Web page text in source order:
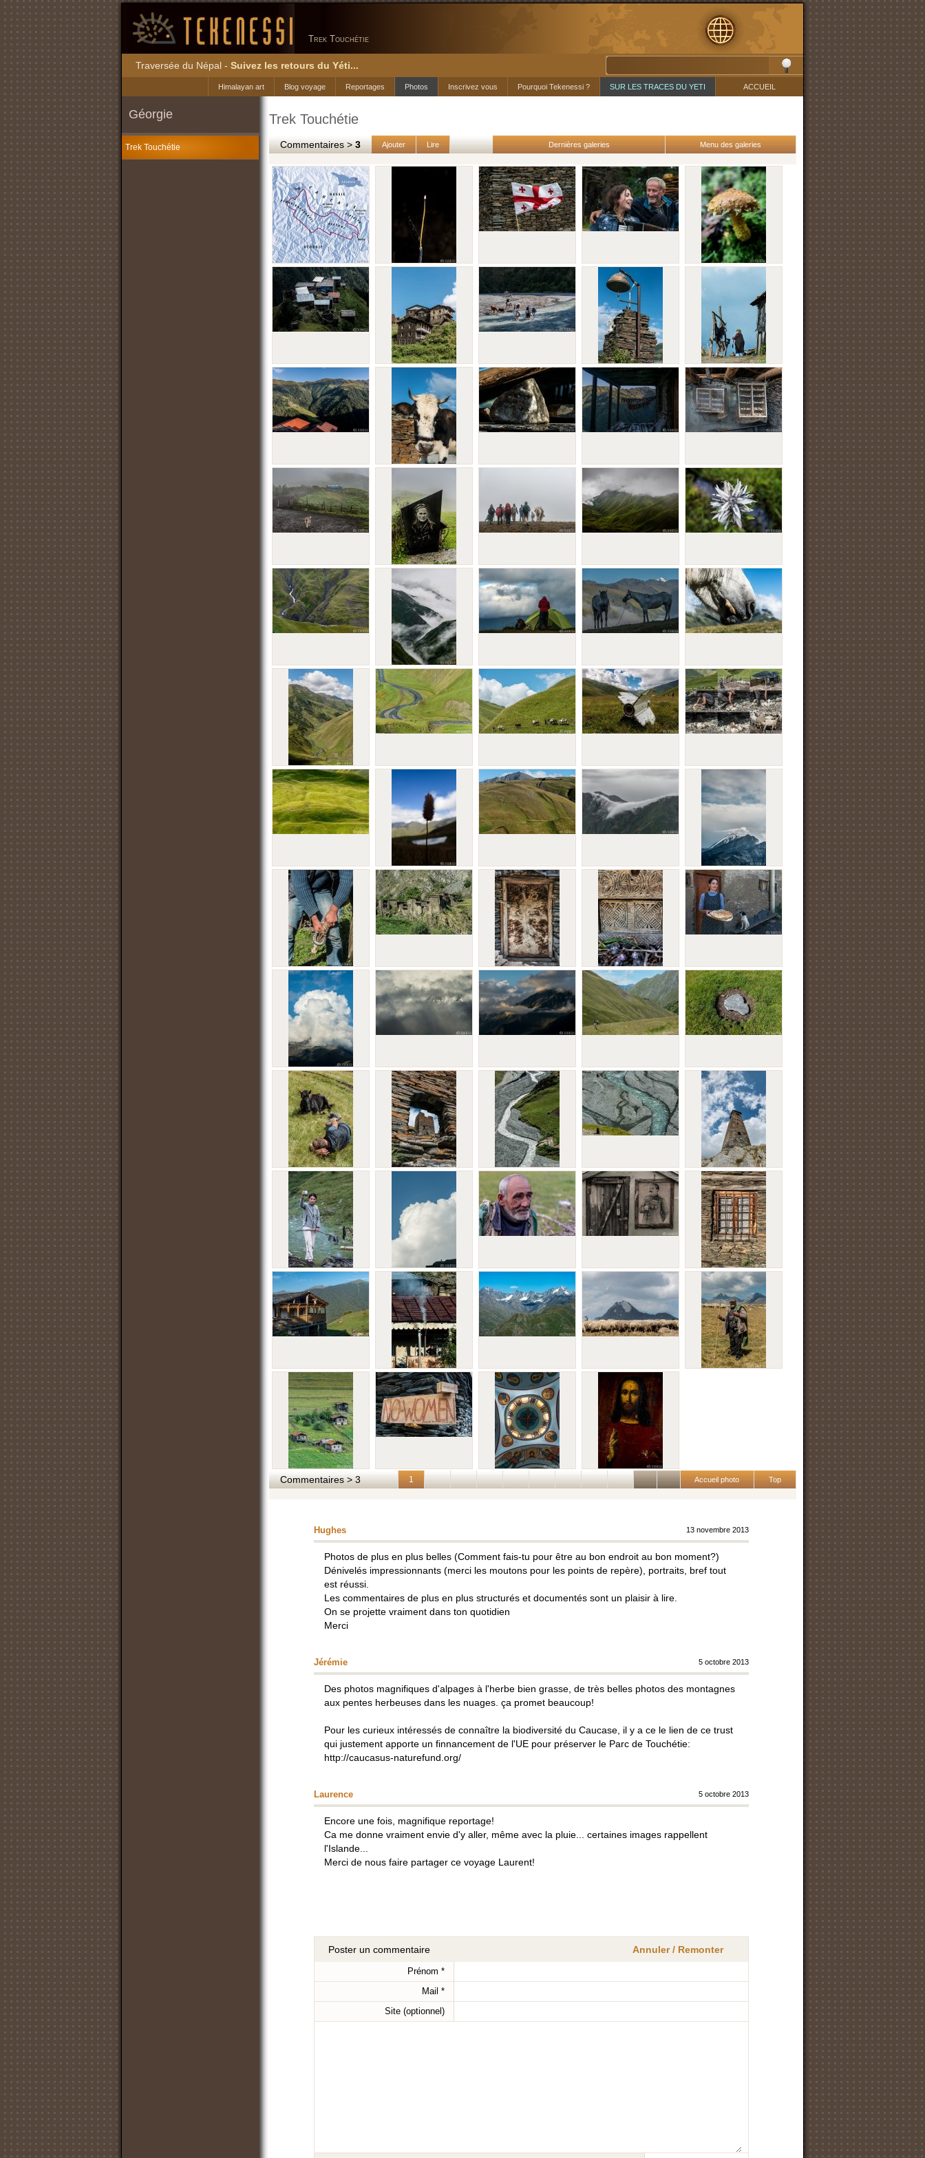
Trek Touchétie
Traversée du Népal - Suivez les retours du Yéti...
ACCUEIL
SUR LES TRACES DU YETI
Pourquoi Tekenessi ?
Inscrivez vous
Photos
Reportages
Blog voyage
Himalayan art
Géorgie
Trek Touchétie
Trek Touchétie
Commentaires >3 Ajouter Lire Menu des galeries
Dernières galeries
Commentaires > 3 Top
Accueil photo
1
Hughes 13 novembre 2013
Photos de plus en plus belles (Comment fais-tu pour être au bon endroit au bon moment?)
Dénivelés impressionnants (merci les moutons pour les points de repère), portraits, bref tout
est réussi.
Les commentaires de plus en plus structurés et documentés sont un plaisir à lire.
On se projette vraiment dans ton quotidien
Merci
Jérémie 5 octobre 2013
Des photos magnifiques d'alpages à l'herbe bien grasse, de très belles photos des montagnes
aux pentes herbeuses dans les nuages. ça promet beaucoup!
Pour les curieux intéressés de connaître la biodiversité du Caucase, il y a ce le lien de ce trust
qui justement apporte un finnancement de l'UE pour préserver le Parc de Touchétie:
http://caucasus-naturefund.org/
Laurence 5 octobre 2013
Encore une fois, magnifique reportage!
Ca me donne vraiment envie d'y aller, même avec la pluie... certaines images rappellent
l'Islande...
Merci de nous faire partager ce voyage Laurent!
Annuler / Remonter
Poster un commentaire
Prénom *
Mail *
Site (optionnel)